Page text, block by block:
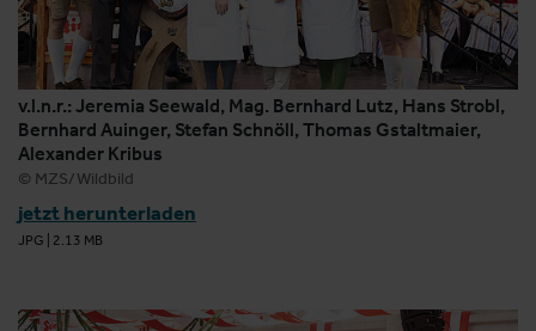
v.l.n.r.: Jeremia Seewald, Mag. Bernhard Lutz, Hans Strobl,
Bernhard Auinger, Stefan Schnöll, Thomas Gstaltmaier,
Alexander Kribus
© MZS/Wildbild
jetzt herunterladen
JPG 2.13 MB